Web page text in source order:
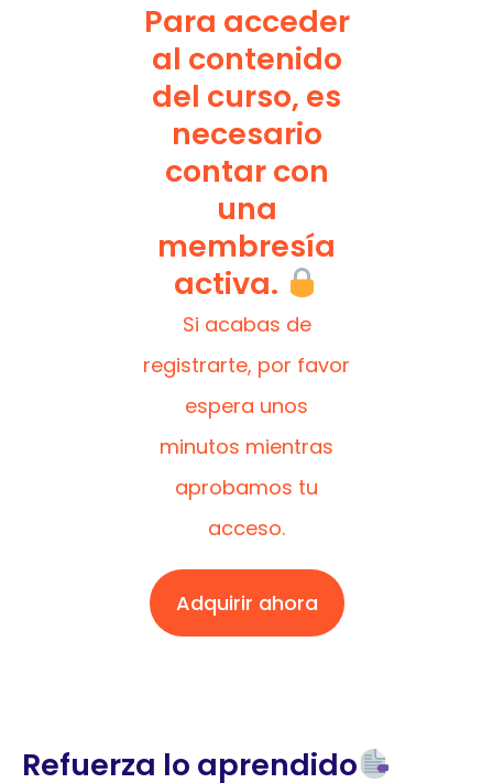
Para acceder
al contenido
del curso, es
necesario
contar con
una
membresía
activa.
Si acabas de
registrarte, por favor
espera unos
minutos mientras
aprobamos tu
acceso.
Adquirir ahora
Refuerza lo aprendido